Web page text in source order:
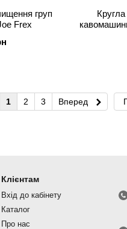
груп
Frex
1 2 3 Вперед
Клієнтам
Вхід до кабінету
Каталог
Про нас